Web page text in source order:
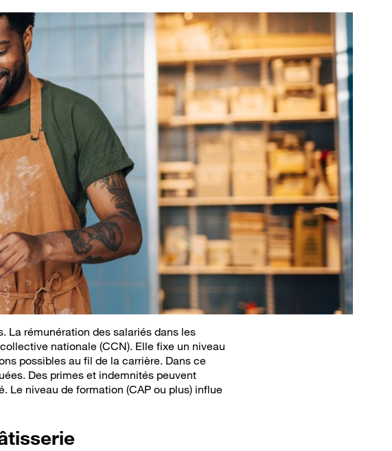
La rémunération des salariés dans les
nationale (CCN). Elle fixe un niveau
possibles au fil de la carrière. Dans ce
Des primes et indemnités peuvent
niveau de formation (CAP ou plus) influe